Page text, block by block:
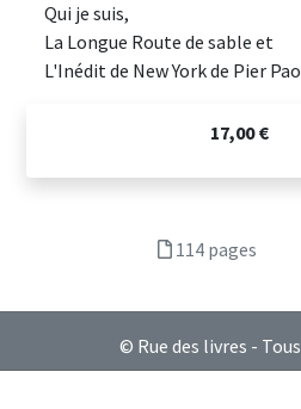
Qui je suis,
La Longue Route de sable et
L'Inédit de New York de Pier
17,00 €
114 pages
© Rue des livres -